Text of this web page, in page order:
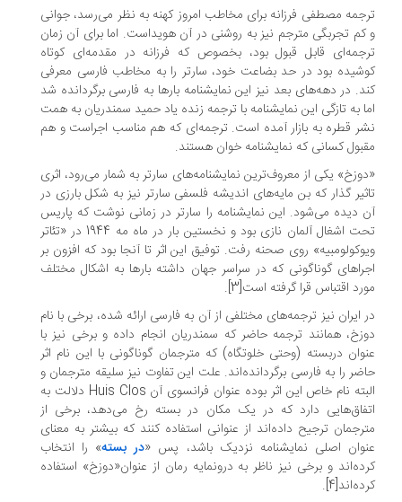
مصطفی فرزانه برای مخاطب امروز کهنه به نظر می‌رسد، جوانی
تجربگی مترجم نیز به روشنی در آن هویداست. اما برای آن زمان
قابل قبول بود، بخصوص که فرزانه در مقدمه‌ای کوتاه
بود در حد بضاعت خود، سارتر را به مخاطب فارسی معرفی
در دهه‌های بعد نیز این نمایشنامه بارها به فارسی برگردانده شد
به تازگی این نمایشنامه با ترجمه زنده یاد حمید سمندریان به همت
قطره به بازار آمده است. ترجمه‌ای که هم مناسب اجراست و هم
کسانی که نمایشنامه خوان هستند.
یکی از معروف‌ترین نمایشنامه‌های سارتر به شمار می‌رود، اثری
گذار که بن مایه‌های اندیشه فلسفی سارتر نیز به شکل بارزی در
دیده می‌شود. این نمایشنامه را سارتر در زمانی نوشت که پاریس
تحت اشغال آلمان نازی بود و نخستین بار در ماه مه 1944 در «تئاتر
روی صحنه رفت. توفیق این اثر تا آنجا بود که افزون بر
گوناگونی که در سراسر جهان داشته بارها به اشکال مختلف
اقتباس قرا گرفته است[3].
ایران نیز ترجمه‌های مختلفی از آن به فارسی ارائه شده، برخی با نام
همانند ترجمه حاضر که سمندریان انجام داده و برخی نیز با
دربسته (وحتی خلوتگاه) که مترجمان گوناگونی با این نام اثر
را به فارسی برگردانده‌اند. علت این تفاوت نیز سلیقه مترجمان و
البته نام خاص این اثر بوده عنوان فرانسوی آن Huis Clos دلالت به
دارد که در یک مکان در بسته رخ می‌دهد، برخی از
ترجیح داده‌اند از عنوانی استفاده کنند که بیشتر به معنای
اصلی نمایشنامه نزدیک باشد، پس « در بسته» را انتخاب
و برخی نیز ناظر به درونمایه رمان از عنوان«دوزخ» استفاده